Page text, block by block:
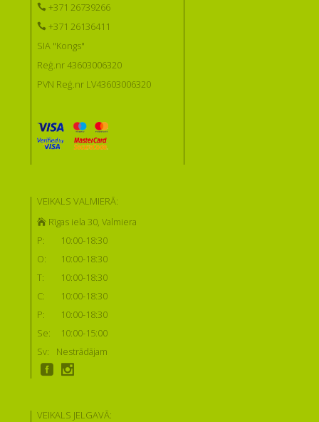
+371 26739266
+371 26136411
SIA "Kongs"
Reģ.nr 43603006320
PVN Reģ.nr LV43603006320
VEIKALS VALMIERĀ:
Rīgas iela 30, Valmiera
P:
10:00-18:30
O:
10:00-18:30
T:
10:00-18:30
C:
10:00-18:30
P:
10:00-18:30
Se:
10:00-15:00
Sv:
Nestrādājam
VEIKALS JELGAVĀ: